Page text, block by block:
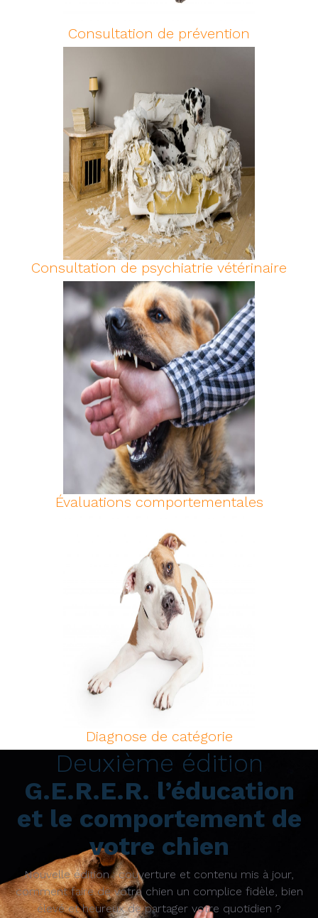
Consultation de prévention
Consultation de psychiatrie vétérinaire
Évaluations comportementales
Diagnose de catégorie
Deuxième édition
G.E.R.E.R. l’éducation
et le comportement de
votre chien
Nouvelle édition : couverture et contenu mis à jour,
comment faire de votre chien un complice fidèle, bien
élevé et heureux de partager votre quotidien ?